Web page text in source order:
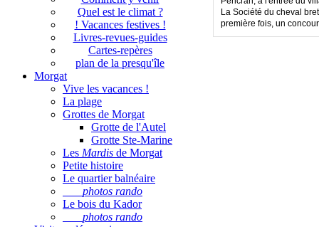
Quel est le climat ?
! Vacances festives !
Livres-revues-guides
Cartes-repères
plan de la presqu'île
Morgat
Vive les vacances !
La plage
Grottes de Morgat
Grotte de l'Autel
Grotte Ste-Marine
Les Mardis de Morgat
Petite histoire
Le quartier balnéaire
photos rando
Le bois du Kador
photos rando
La Société du cheval
première fois, un